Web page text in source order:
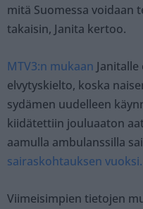
mitä Suomessa voidaan
takaisin, Janita kertoo.
MTV3:n mukaan
elvytyskielto, koska
sydämen uudelleen
kiidätettiin jouluaaton
aamulla ambulanssilla
sairaskohtauksen vuoksi.
Viimeisimpien tietojen